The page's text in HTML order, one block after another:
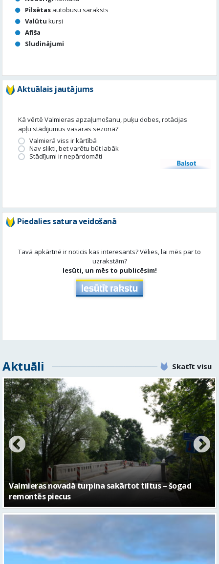
Pilsētas autobusu saraksts
Valūtu kursi
Afiša
Sludinājumi
Aktuālais jautājums
Kā vērtē Valmieras apzaļumošanu, puķu dobes, rotācijas
apļu stādījumus vasaras sezonā?
Valmierā viss ir kārtībā
Nav slikti, bet varētu būt labāk
Stādījumi ir nepārdomāti
Balsot
Piedalies satura veidošanā
Tavā apkārtnē ir noticis kas interesants? Vēlies, lai mēs par to
uzrakstām?
Iesūti, un mēs to publicēsim!
Aktuāli Skatīt visu
No pagaidu teātra līdz laikmetīgās kultūras centram
– kā attīstīsies “Kurtuve”